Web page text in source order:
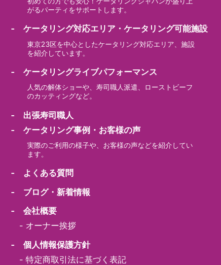
がるパーティをサポートします。
- ケータリング対応エリア・ケータリング可能施設
東京23区を中心としたケータリング対応エリア、施設
を紹介しています。
- ケータリングライブパフォーマンス
人気の解体ショーや、寿司職人派遣、ローストビーフ
のカッティングなど。
- 出張寿司職人
- ケータリング事例・お客様の声
実際のご利用の様子や、お客様の声などを紹介してい
ます。
- よくある質問
- ブログ・新着情報
- 会社概要
- オーナー挨拶
- 個人情報保護方針
-特定商取引法に基づく表記